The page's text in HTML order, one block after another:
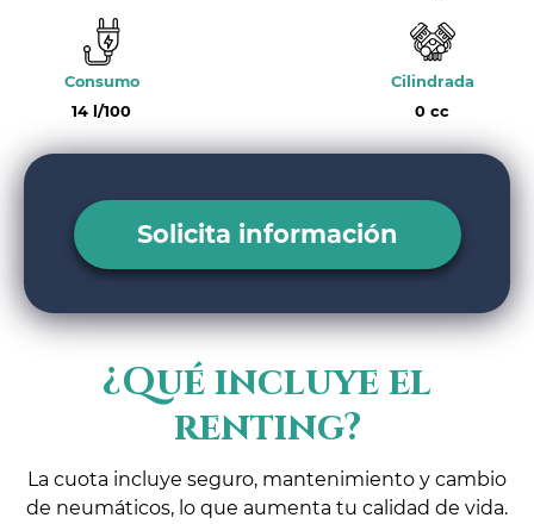
Consumo
14 l/100
Cilindrada
0 cc
Solicita información
¿Qué incluye el
renting?
La cuota incluye seguro, mantenimiento y cambio
de neumáticos, lo que aumenta tu calidad de vida.